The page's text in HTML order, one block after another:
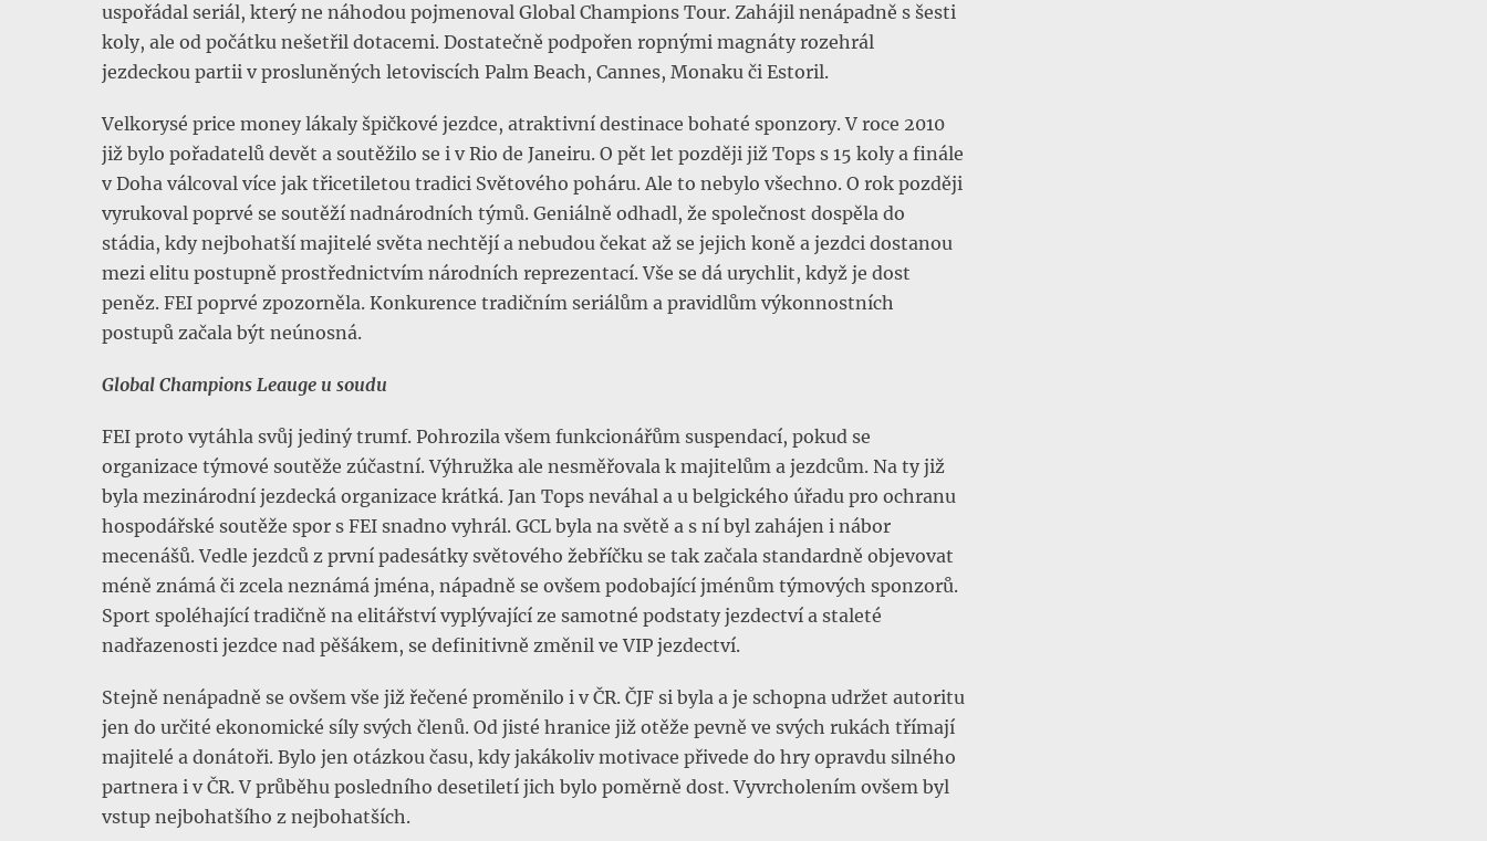
uspořádal seriál, který ne náhodou pojmenoval Global Champions Tour. Zahájil nenápadně s šesti
koly, ale od počátku nešetřil dotacemi. Dostatečně podpořen ropnými magnáty rozehrál
jezdeckou partii v prosluněných letoviscích Palm Beach, Cannes, Monaku či Estoril.
Velkorysé price money lákaly špičkové jezdce, atraktivní destinace bohaté sponzory. V roce 2010
již bylo pořadatelů devět a soutěžilo se i v Rio de Janeiru. O pět let později již Tops s 15 koly a finále
v Doha válcoval více jak třicetiletou tradici Světového poháru. Ale to nebylo všechno. O rok později
vyrukoval poprvé se soutěží nadnárodních týmů. Geniálně odhadl, že společnost dospěla do
stádia, kdy nejbohatší majitelé světa nechtějí a nebudou čekat až se jejich koně a jezdci dostanou
mezi elitu postupně prostřednictvím národních reprezentací. Vše se dá urychlit, když je dost
peněz. FEI poprvé zpozorněla. Konkurence tradičním seriálům a pravidlům výkonnostních
postupů začala být neúnosná.
Global Champions Leauge u soudu
FEI proto vytáhla svůj jediný trumf. Pohrozila všem funkcionářům suspendací, pokud se
organizace týmové soutěže zúčastní. Výhružka ale nesměřovala k majitelům a jezdcům. Na ty již
byla mezinárodní jezdecká organizace krátká. Jan Tops neváhal a u belgického úřadu pro ochranu
hospodářské soutěže spor s FEI snadno vyhrál. GCL byla na světě a s ní byl zahájen i nábor
mecenášů. Vedle jezdců z první padesátky světového žebříčku se tak začala standardně objevovat
méně známá či zcela neznámá jména, nápadně se ovšem podobající jménům týmových sponzorů.
Sport spoléhající tradičně na elitářství vyplývající ze samotné podstaty jezdectví a staleté
nadřazenosti jezdce nad pěšákem, se definitivně změnil ve VIP jezdectví.
Stejně nenápadně se ovšem vše již řečené proměnilo i v ČR. ČJF si byla a je schopna udržet autoritu
jen do určité ekonomické síly svých členů. Od jisté hranice již otěže pevně ve svých rukách třímají
majitelé a donátoři. Bylo jen otázkou času, kdy jakákoliv motivace přivede do hry opravdu silného
partnera i v ČR. V průběhu posledního desetiletí jich bylo poměrně dost. Vyvrcholením ovšem byl
vstup nejbohatšího z nejbohatších.